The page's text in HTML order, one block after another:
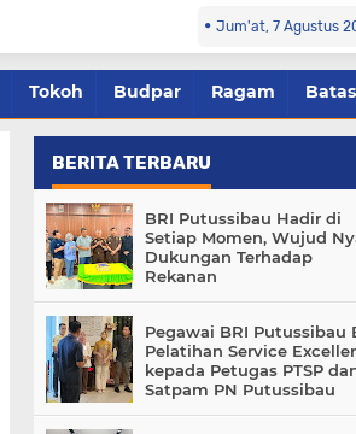
Jum'at, 7 Agustus
Tokoh Budpar Ragam Batas
BERITA TERBARU
BRI Putussibau Hadir di
Setiap Momen, Wujud
Dukungan Terhadap
Rekanan
Pegawai BRI Putussibau
Pelatihan Service
kepada Petugas PTSP
Satpam PN Putussibau